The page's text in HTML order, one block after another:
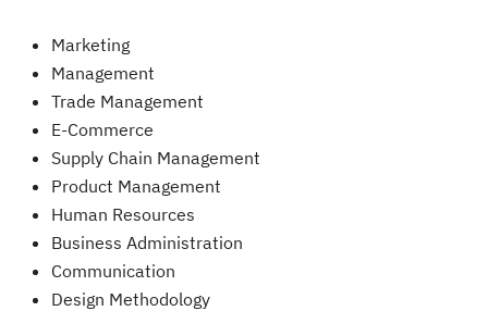
Marketing
Management
Trade Management
E-Commerce
Supply Chain Management
Product Management
Human Resources
Business Administration
Communication
Design Methodology